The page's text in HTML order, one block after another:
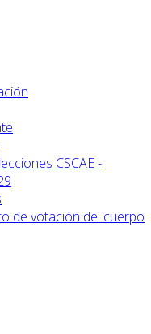
CSCAE -
de votación del cuerpo